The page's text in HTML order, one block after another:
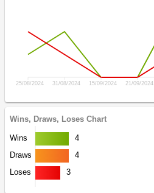
25/08/2024 31/08/2024 15/09/2024 21/09/2024
Wins, Draws, Loses Chart
Wins
4
Draws
4
Loses
3